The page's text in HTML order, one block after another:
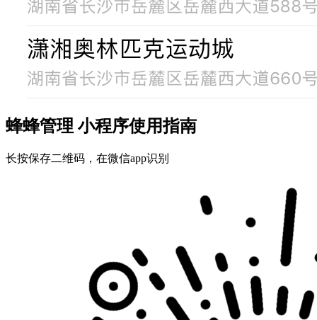
蜂蜂管理 小程序使用指南
长按保存二维码，在微信app识别